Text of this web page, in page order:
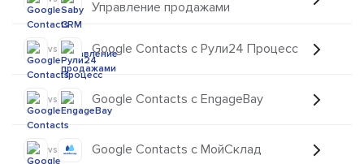
Управление продажами
vs Google Contacts с Рули24 Процесс
vs Google Contacts с EngageBay
vs Google Contacts с МойСклад